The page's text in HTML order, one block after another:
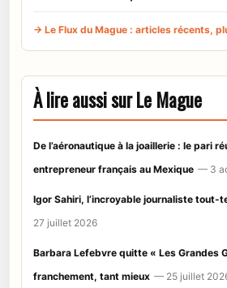
→ Le Flux du Mague : articles récents,
À lire aussi sur Le Mague
De l’aéronautique à la joaillerie : le pari
entrepreneur français au Mexique — 3
Igor Sahiri, l’incroyable journaliste tout-
27 juillet 2026
Barbara Lefebvre quitte « Les Grandes
franchement, tant mieux — 25 juillet